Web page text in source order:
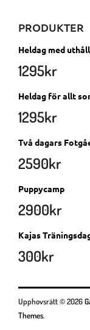
PRODUKTER
Heldag med
1295kr
Heldag för allt
1295kr
Två dagars
2590kr
Puppycamp
2900kr
Kajas
300kr
Upphovsrätt © 2026
Themes.